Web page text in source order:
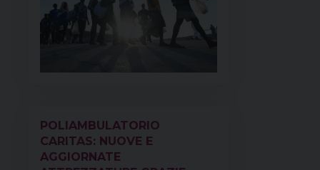
POLIAMBULATORIO
CARITAS: NUOVE E
AGGIORNATE